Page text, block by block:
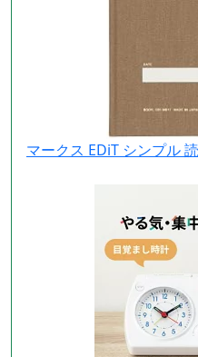
マークス EDiT シンプル